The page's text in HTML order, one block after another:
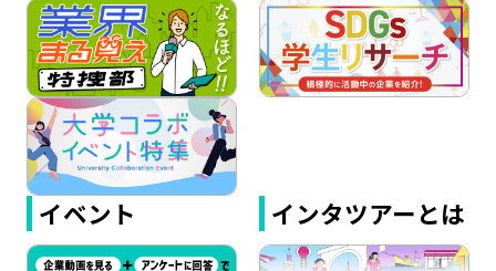
イベント インタツアーとは